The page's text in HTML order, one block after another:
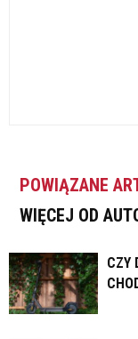
POWIĄZANE
WIĘCEJ OD
CZY